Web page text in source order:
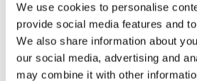
We use cookies to personalise
provide social media features and
We also share information about
our social media, advertising and
may combine it with other
CONDIVIDI SUI